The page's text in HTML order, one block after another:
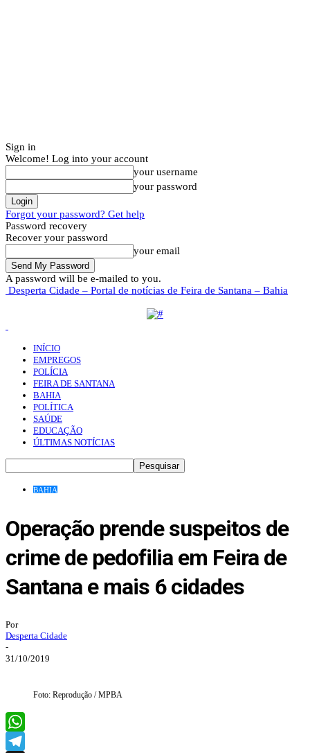
Sign in
Welcome! Log into your account
your username
your password
Forgot your password? Get help
Password recovery
Recover your password
your email
A password will be e-mailed to you.
Desperta Cidade – Portal de notícias de Feira de Santana – Bahia
INÍCIO
EMPREGOS
POLÍCIA
FEIRA DE SANTANA
BAHIA
POLÍTICA
SAÚDE
EDUCAÇÃO
ÚLTIMAS NOTÍCIAS
BAHIA
Operação prende suspeitos de
crime de pedofilia em Feira de
Santana e mais 6 cidades
Por
Desperta Cidade
-
31/10/2019
Foto: Reprodução / MPBA
WhatsApp